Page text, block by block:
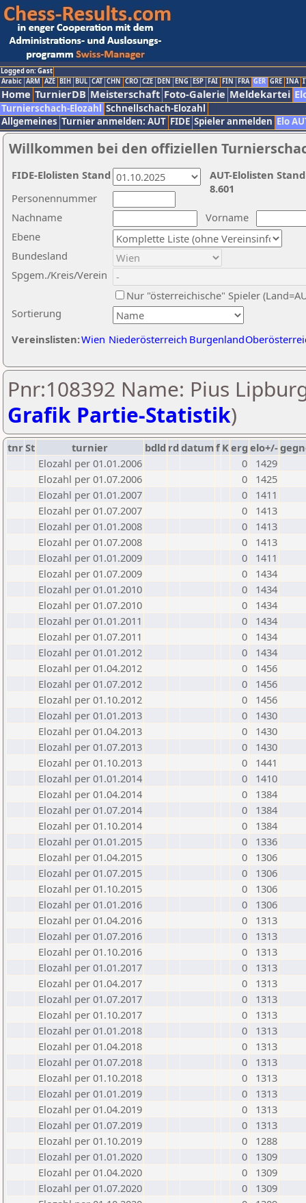
Logged on: Gast
Arabic ARM AZE BIH BUL CAT CHN CRO CZE DEN ENG ESP FAI FIN FRA GER GRE INA
Home TurnierDB Meisterschaft Foto-Galerie Meldekartei
Turnierschach-Elozahl Schnellschach-Elozahl
Allgemeines Turnier anmelden: AUT FIDE Spieler anmelden Elo
Willkommen bei den offiziellen
Nachname
Vorname
Ebene
Sortierung
Personennummer
Bundesland
Spgem./Kreis/Verein
Nur "österreichische" Spieler
Vereinslisten:Wien Niederösterreich Burgenland
AUT-Elolisten
8.601
FIDE-Elolisten Stand
Pnr:108392 Name: Pius
Grafik Partie-Statistik)
tnrSt turnier bdld rd datumf Kerg elo+/-
Elozahl per 01.01.2006
0
1429
Elozahl per 01.07.2006
0
1425
Elozahl per 01.01.2007
0
1411
Elozahl per 01.07.2007
0
1413
Elozahl per 01.01.2008
0
1413
Elozahl per 01.07.2008
0
1413
Elozahl per 01.01.2009
0
1411
Elozahl per 01.07.2009
0
1434
Elozahl per 01.01.2010
0
1434
Elozahl per 01.07.2010
0
1434
Elozahl per 01.01.2011
0
1434
Elozahl per 01.07.2011
0
1434
Elozahl per 01.01.2012
0
1434
Elozahl per 01.04.2012
0
1456
Elozahl per 01.07.2012
0
1456
Elozahl per 01.10.2012
0
1456
Elozahl per 01.01.2013
0
1430
Elozahl per 01.04.2013
0
1430
Elozahl per 01.07.2013
0
1430
Elozahl per 01.10.2013
0
1441
Elozahl per 01.01.2014
0
1410
Elozahl per 01.04.2014
0
1384
Elozahl per 01.07.2014
0
1384
Elozahl per 01.10.2014
0
1384
Elozahl per 01.01.2015
0
1336
Elozahl per 01.04.2015
0
1306
Elozahl per 01.07.2015
0
1306
Elozahl per 01.10.2015
0
1306
Elozahl per 01.01.2016
0
1306
Elozahl per 01.04.2016
0
1313
Elozahl per 01.07.2016
0
1313
Elozahl per 01.10.2016
0
1313
Elozahl per 01.01.2017
0
1313
Elozahl per 01.04.2017
0
1313
Elozahl per 01.07.2017
0
1313
Elozahl per 01.10.2017
0
1313
Elozahl per 01.01.2018
0
1313
Elozahl per 01.04.2018
0
1313
Elozahl per 01.07.2018
0
1313
Elozahl per 01.10.2018
0
1313
Elozahl per 01.01.2019
0
1313
Elozahl per 01.04.2019
0
1313
Elozahl per 01.07.2019
0
1313
Elozahl per 01.10.2019
0
1288
Elozahl per 01.01.2020
0
1309
Elozahl per 01.04.2020
0
1309
Elozahl per 01.07.2020
0
1309